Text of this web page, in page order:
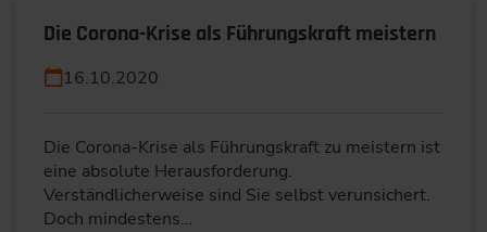
Die Corona-Krise als Führungskraft meistern
16.10.2020
Die Corona-Krise als Führungskraft zu meistern ist
eine absolute Herausforderung.
Verständlicherweise sind Sie selbst verunsichert.
Doch mindestens…